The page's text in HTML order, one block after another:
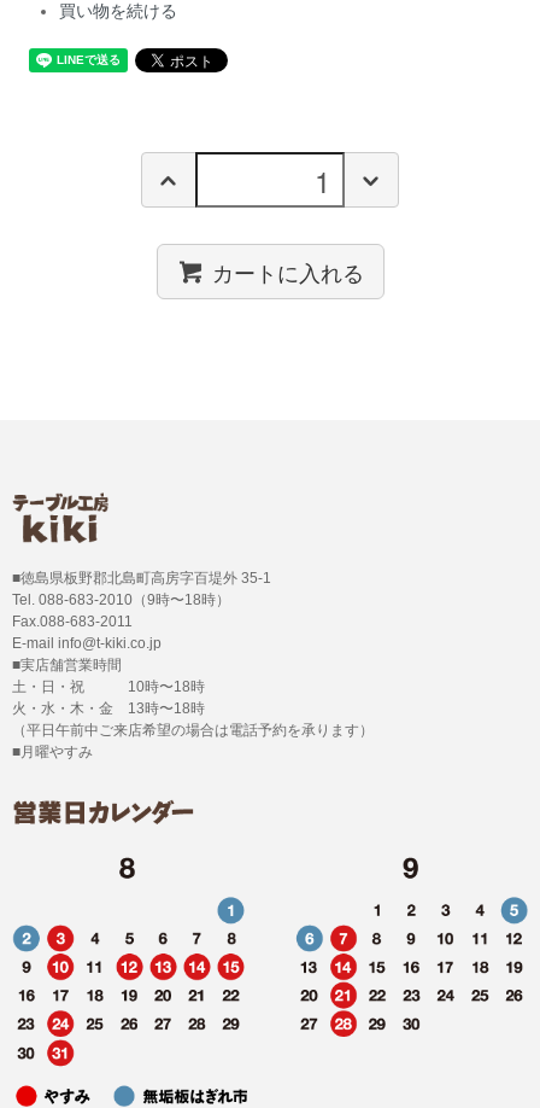
買い物を続ける
カートに入れる
■徳島県板野郡北島町高房字百堤外 35-1
Tel. 088-683-2010（9時〜18時）
Fax.088-683-2011
E-mail info@t-kiki.co.jp
■実店舗営業時間
土・日・祝 10時〜18時
火・水・木・金 13時〜18時
（平日午前中ご来店希望の場合は電話予約を承ります）
■月曜やすみ